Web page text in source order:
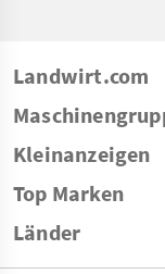
Landwirt.com
Kleinanzeigen
Top Marken
Länder